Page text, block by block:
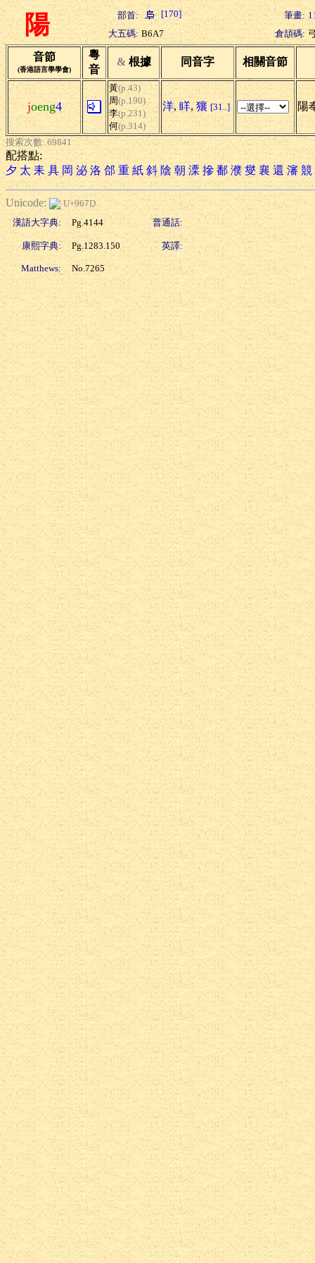
陽 部首: [170] 筆畫:
大五碼: B6A7 倉頡碼:
音節
(香港語言學學會)
粵
音
& 根據 同音字 相關音節
joeng4
黃(p.43)
周(p.190)
李(p.231)
何(p.314)
洋, 眻, 獽 [31..] 陽
搜索次數: 69841
配搭點:
夕 太 耒 具 岡 泌 洛 郃 重 紙 斜 陰 朝 溧 摻 鄱 濮 燮 襄 還 瀋 競
Unicode:
U+967D
漢語大字典:
Pg.4144 普通話:
康熙字典: Pg.1283.150 英譯:
Matthews: No.7265